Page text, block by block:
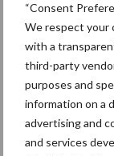
“Consent
We respect your
with a
third-party
purposes and
information on a
advertising and
and services
Primaire
Sidebar
Recent